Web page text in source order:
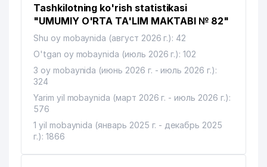
13
JAR O'ZBEKISTON RESPUBLIKASI
BOSHQARMASI QOSHIDAGI SPORT-
SOG'LOMLASHTIRISH KOMPLEKSI
14 DOCTOR MALIK MChJ 301 м
15 OSTEN MIX MChJ 308 м
16
ADOLAT CHASHMASI ADVOKATLIK
BYUROSI
325 м
17 INTRAN SERVIS MChJ 329 м
Tashkilotning ko'rish statistikasi
"UMUMIY O'RTA TA'LIM MAKTABI № 82"
Shu oy mobaynida (август 2026 г.): 42
O'tgan oy mobaynida (июль 2026 г.): 102
3 oy mobaynida (июнь 2026 г. - июль 2026 г.):
324
Yarim yil mobaynida (март 2026 г. - июль 2026 г.):
576
1 yil mobaynida (январь 2025 г. - декабрь 2025
г.): 1866